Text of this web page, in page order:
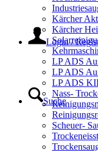
Login /
Suche
Kärcher
Kärcher
LP ADS
LP ADS
LP ADS
Nass-
Scheuer-